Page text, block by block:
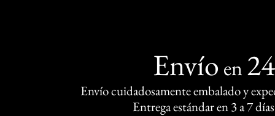
Envío en
Envío cuidadosamente embalado y
Entrega estándar en 3 a 7